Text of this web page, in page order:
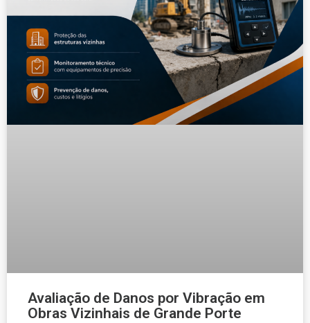
Avaliação de Danos por Vibração em
Obras Vizinhais de Grande Porte